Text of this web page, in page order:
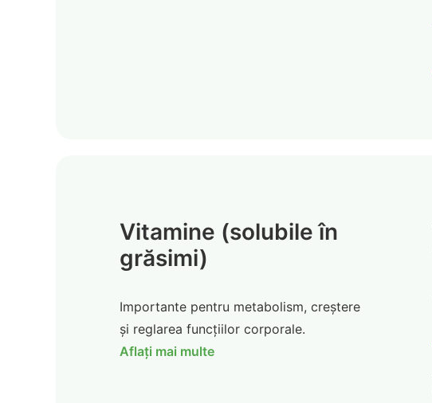
Vitamine (solubile în
grăsimi)
Importante pentru metabolism, creștere
și reglarea funcțiilor corporale.
Aflați mai multe